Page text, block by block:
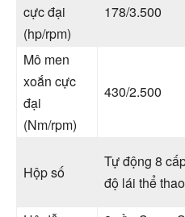
cực đại
(hp/rpm)
178/3.500
Mô men
xoắn cực
đại
(Nm/rpm)
430/2.500
Hộp số
Tự động 8
độ lái thể thao